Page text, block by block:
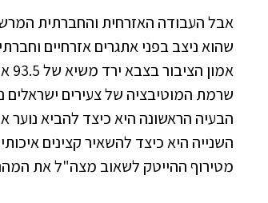
אבל העבודה האזרחית והחברתית
שהוא ניצב בפני אתגרים אזרחיים
שרמת המוטיבציה של צעירים ישראלים
הבעיה הראשונה היא כיצד להביא נוער
השנייה היא כיצד להשאיר קצינים
מטירוף ההייטק לשאוב מצה"ל את